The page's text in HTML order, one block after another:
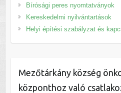
Bírósági peres nyomtatványok
Kereskedelmi nyilvántartások
Helyi építési szabályzat és
Mezőtárkány község
központhoz való